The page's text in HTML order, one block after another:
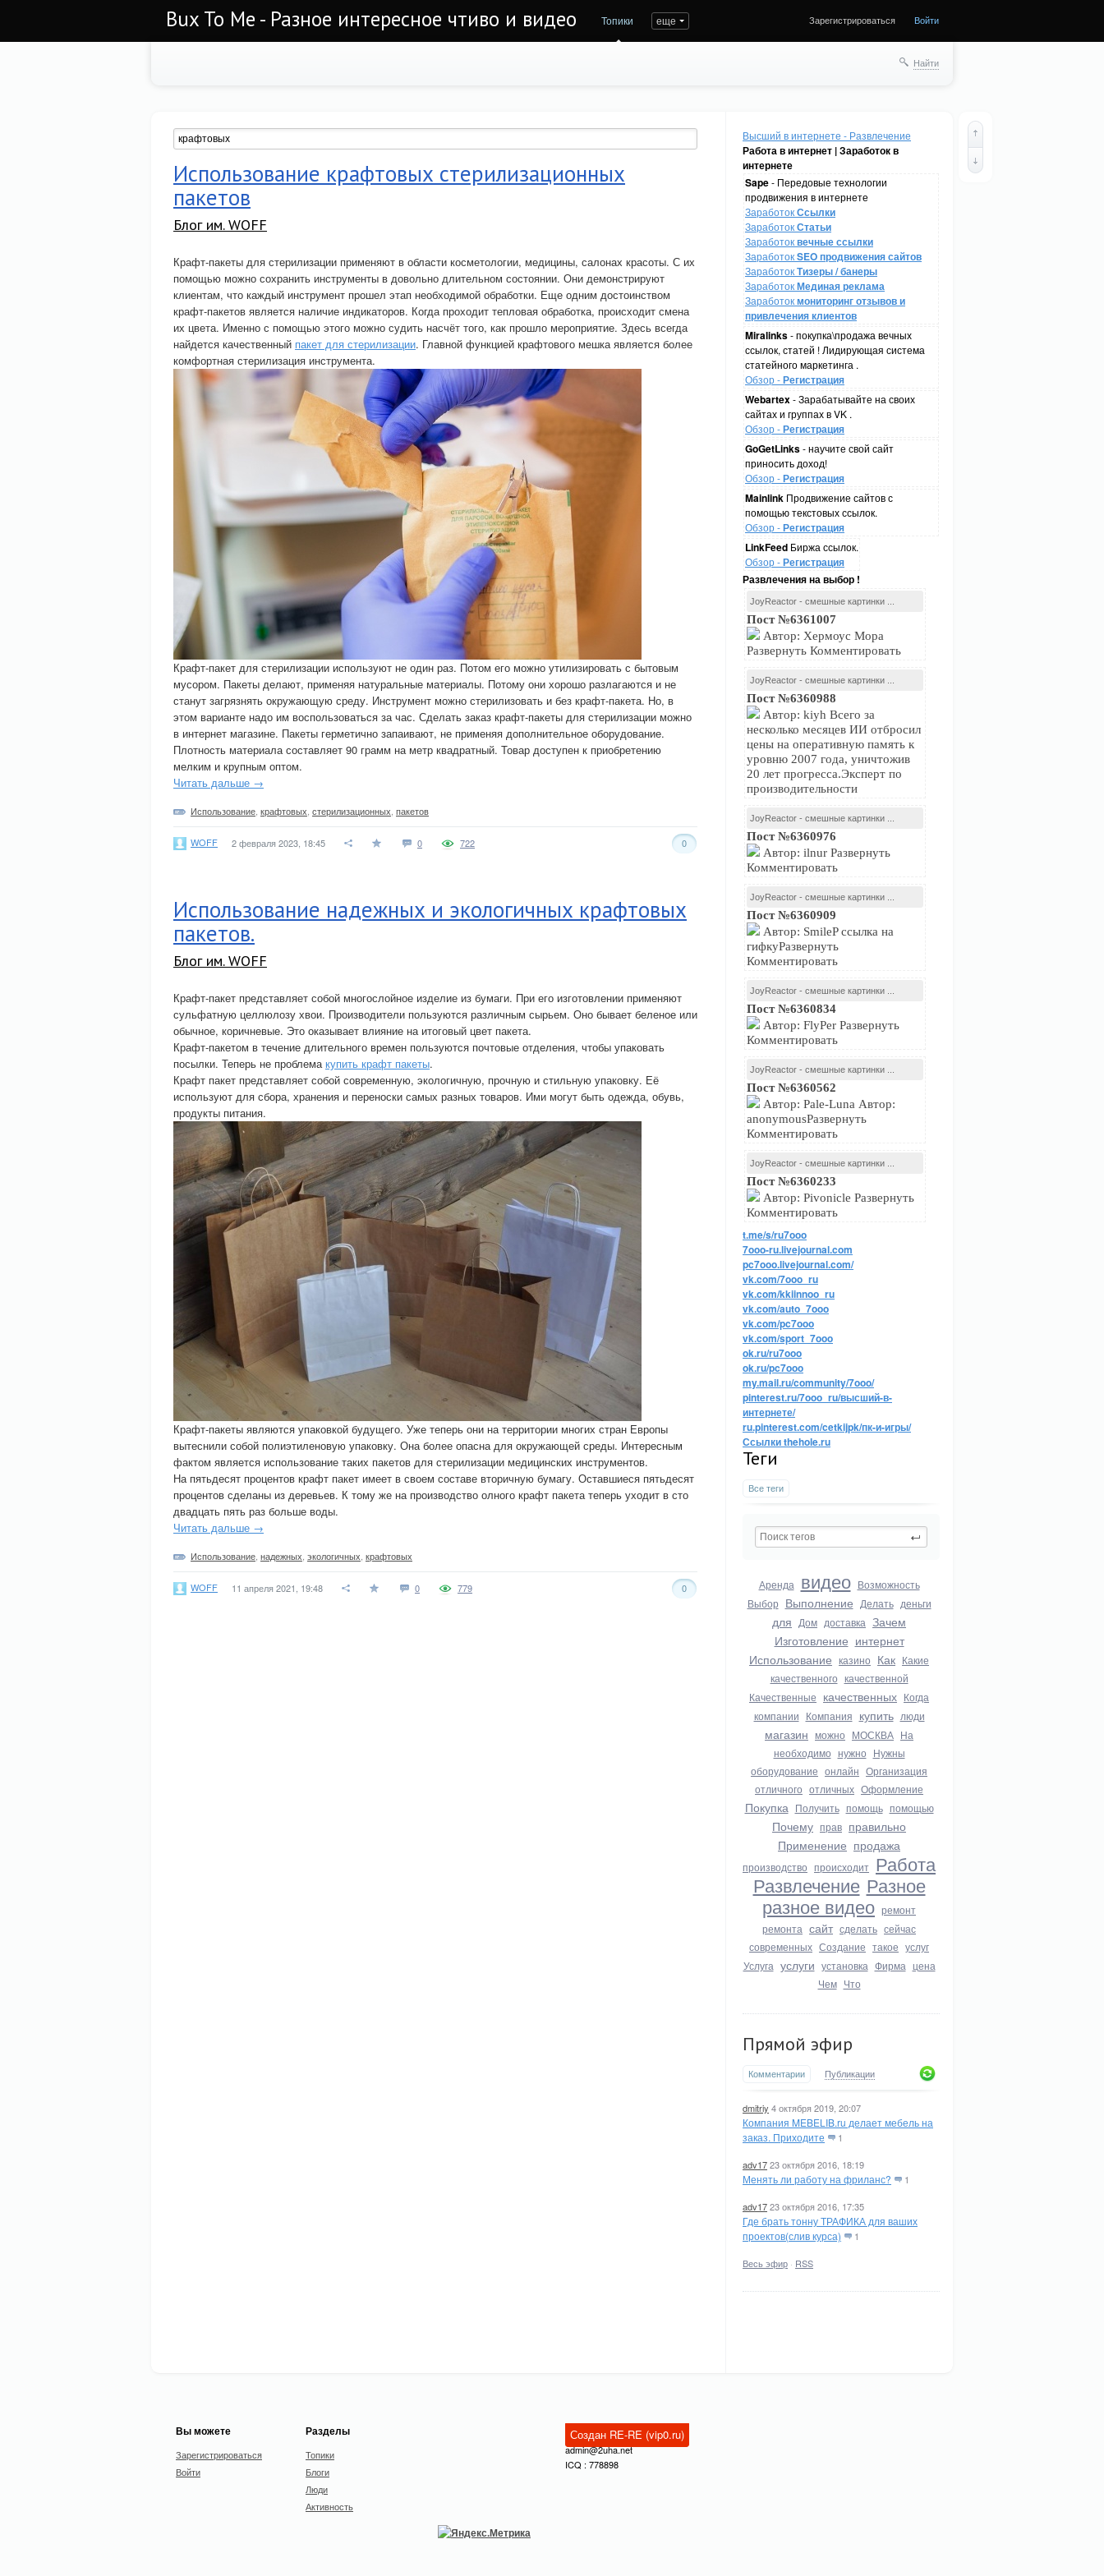
Bux To Me - Разное интересное чтиво и видео Топики еще Зарегистрироваться Войти
Найти
Высший в интернете - Развлечение
Работа в интернет | Заработок в
интернете
Sape- Передовые технологии
продвижения в интернете
ЗаработокСсылки
ЗаработокСтатьи
Заработоквечные ссылки
ЗаработокSEO продвижения сайтов
ЗаработокТизеры / банеры
ЗаработокМединая реклама
Заработокмониторинг отзывов и
привлечения клиентов
Miralinks- покупка\продажа вечных
ссылок, статей ! Лидирующая система
статейного маркетинга .
Обзор -Регистрация
Webartex- Зарабатывайте на своих
сайтах и группах в VK .
Обзор -Регистрация
GoGetLinks- научите свой сайт
приносить доход!
Обзор -Регистрация
Mainlink Продвижение сайтов с
помощью текстовых ссылок.
Обзор -Регистрация
LinkFeed Биржа ссылок.
Обзор -Регистрация
Развлечения на выбор !
JoyReactor - смешные картинки ...
Пост №6361007
Автор: Хермоус Мора
Развернуть Комментировать
JoyReactor - смешные картинки ...
Пост №6360988
Автор: kiyh Всего за
несколько месяцев ИИ отбросил
цены на оперативную память к
уровню 2007 года, уничтожив
20 лет прогресса.Эксперт по
производительности
JoyReactor - смешные картинки ...
Пост №6360976
Автор: ilnur Развернуть
Комментировать
JoyReactor - смешные картинки ...
Пост №6360909
Автор: SmileP ссылка на
гифкуРазвернуть
Комментировать
JoyReactor - смешные картинки ...
Пост №6360834
Автор: FlyPer Развернуть
Комментировать
JoyReactor - смешные картинки ...
Пост №6360562
Автор: Pale-Luna Автор:
anonymousРазвернуть
Комментировать
JoyReactor - смешные картинки ...
Пост №6360233
Автор: Pivonicle Развернуть
Комментировать
t.me/s/ru7ooo
7ooo-ru.livejournal.com
pc7ooo.livejournal.com/
vk.com/7ooo_ru
vk.com/kkiinnoo_ru
vk.com/auto_7ooo
vk.com/pc7ooo
vk.com/sport_7ooo
ok.ru/ru7ooo
ok.ru/pc7ooo
my.mail.ru/community/7ooo/
pinterest.ru/7ooo_ru/высший-в-
интернете/
ru.pinterest.com/cetkijpk/пк-и-игры/
Ссылки thehole.ru
Теги
Все теги
Аренда видео Возможность
Выбор Выполнение Делать деньги
для Дом доставка Зачем
Изготовление интернет
Использование казино Как Какие
качественного качественной
Качественные качественных Когда
компании Компания купить люди
магазин можно МОСКВА На
необходимо нужно Нужны
оборудование онлайн Организация
отличного отличных Оформление
Покупка Получить помощь помощью
Почему прав правильно
Применение продажа
производство происходит Работа
Развлечение Разное
разное видео ремонт
ремонта сайт сделать сейчас
современных Создание такое услуг
Услуга услуги установка Фирма цена
Чем Что
Прямой эфир
Комментарии Публикации
dmitriy 4 октября 2019, 20:07
Компания MEBELIB.ru делает мебель на
заказ. Приходите
1
adv1723 октября 2016, 18:19
Менять ли работу на фриланс? 1
adv1723 октября 2016, 17:35
Где брать тонну ТРАФИКА для ваших
проектов(слив курса)
1
Весь эфир · RSS
Использование крафтовых стерилизационных
пакетов
Блог им. WOFF
Крафт-пакеты для стерилизации применяют в области косметологии, медицины, салонах красоты. С их
помощью можно сохранить инструменты в довольно длительном состоянии. Они демонстрируют
клиентам, что каждый инструмент прошел этап необходимой обработки. Еще одним достоинством
крафт-пакетов является наличие индикаторов. Когда проходит тепловая обработка, происходит смена
их цвета. Именно с помощью этого можно судить насчёт того, как прошло мероприятие. Здесь всегда
найдется качественный пакет для стерилизации. Главной функцией крафтового мешка является более
комфортная стерилизация инструмента.
Крафт-пакет для стерилизации используют не один раз. Потом его можно утилизировать с бытовым
мусором. Пакеты делают, применяя натуральные материалы. Потому они хорошо разлагаются и не
станут загрязнять окружающую среду. Инструмент можно стерилизовать и без крафт-пакета. Но, в
этом варианте надо им воспользоваться за час. Сделать заказ крафт-пакеты для стерилизации можно
в интернет магазине. Пакеты герметично запаивают, не применяя дополнительное оборудование.
Плотность материала составляет 90 грамм на метр квадратный. Товар доступен к приобретению
мелким и крупным оптом.
Читать дальше →
Использование крафтовых стерилизационных пакетов
WOFF 2 февраля 2023, 18:45 0 0
722
Использование надежных и экологичных крафтовых
пакетов.
Блог им. WOFF
Крафт-пакет представляет собой многослойное изделие из бумаги. При его изготовлении применяют
сульфатную целлюлозу хвои. Производители пользуются различным сырьем. Оно бывает беленое или
обычное, коричневые. Это оказывает влияние на итоговый цвет пакета.
Крафт-пакетом в течение длительного времен пользуются почтовые отделения, чтобы упаковать
посылки. Теперь не проблемакупить крафт пакеты.
Крафт пакет представляет собой современную, экологичную, прочную и стильную упаковку. Её
используют для сбора, хранения и переноски самых разных товаров. Ими могут быть одежда, обувь,
продукты питания.
Крафт-пакеты являются упаковкой будущего. Уже теперь они на территории многих стран Европы
вытеснили собой полиэтиленовую упаковку. Она более опасна для окружающей среды. Интересным
фактом является использование таких пакетов для стерилизации медицинских инструментов.
На пятьдесят процентов крафт пакет имеет в своем составе вторичную бумагу. Оставшиеся пятьдесят
процентов сделаны из деревьев. К тому же на производство олного крафт пакета теперь уходит в сто
двадцать пять раз больше воды.
Читать дальше →
Использование надежных экологичных крафтовых
WOFF 11 апреля 2021, 19:48 0 0
779
Вы можете
Зарегистрироваться
Войти
Разделы
Топики
Блоги
Люди
Активность
Создан RE-RE (vip0.ru)
admin@2uha.net
ICQ : 778898